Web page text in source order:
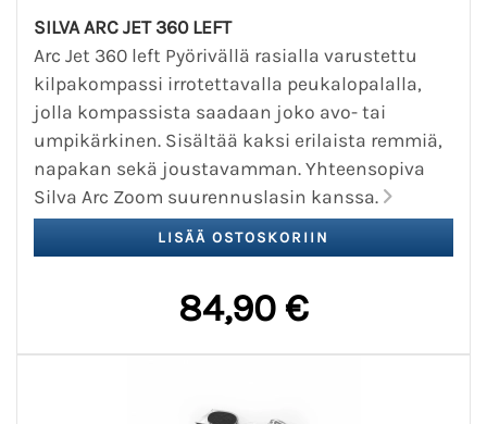
SILVA ARC JET 360 LEFT
Arc Jet 360 left Pyörivällä rasialla varustettu
kilpakompassi irrotettavalla peukalopalalla,
jolla kompassista saadaan joko avo- tai
umpikärkinen. Sisältää kaksi erilaista remmiä,
napakan sekä joustavamman. Yhteensopiva
Silva Arc Zoom suurennuslasin kanssa.
84,90 €